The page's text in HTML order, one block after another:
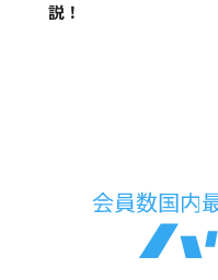
説！